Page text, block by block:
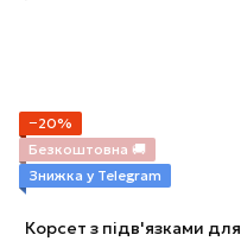
−20%
Безкоштовна 🚚
Знижка у Telegram
Корсет з підв'язками для